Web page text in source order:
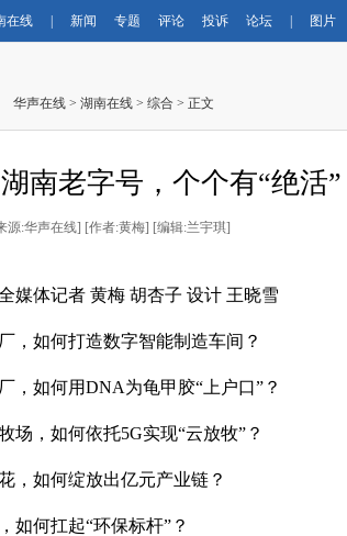
在线 新闻 专题 评论 投诉 论坛 图片
华声在线 > 湖南在线 > 综合 > 正文
南老字号，个个有“绝活”
源:华声在线] [作者:黄梅] [编辑:兰宇琪]
媒体记者 黄梅 胡杏子 设计 王晓雪
，如何打造数字智能制造车间？
，如何用DNA为龟甲胶“上户口”？
场，如何依托5G实现“云放牧”？
，如何绽放出亿元产业链？
如何扛起“环保标杆”？